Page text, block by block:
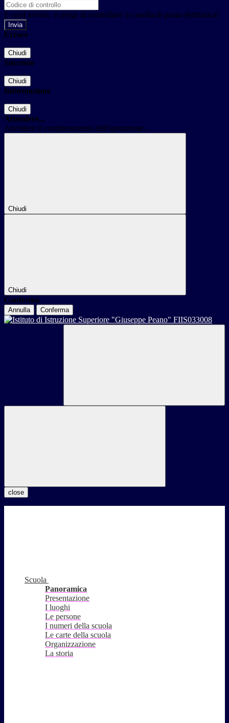
E-mail inviata, si prega di controllare la casella di posta elettronica!
Errore
Chiudi
Successo
Chiudi
Informazione
Chiudi
Attendere...
Attendere il completamento dell'operazione...
Chiudi
Chiudi
Conferma
Annulla Conferma
close
Scuola
Panoramica
Presentazione
I luoghi
Le persone
I numeri della scuola
Le carte della scuola
Organizzazione
La storia